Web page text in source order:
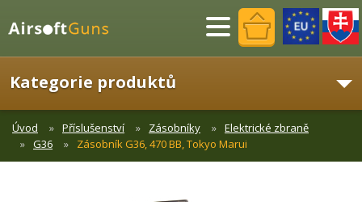
Menu
Kategorie produktů
Úvod Příslušenství Zásobníky
Elektrické zbraně
G36
Zásobník G36, 470 BB, Tokyo Marui